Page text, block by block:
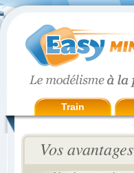
Train
Vos avantages